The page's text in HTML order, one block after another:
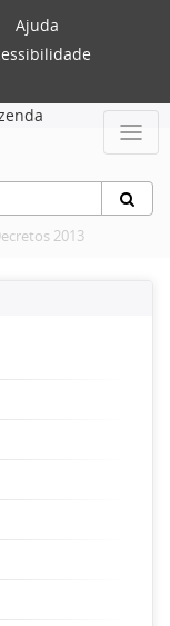
Ajuda
2013